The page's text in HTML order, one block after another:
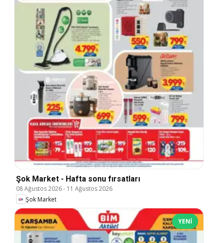
Şok Market - Hafta sonu fırsatları
08 Ağustos 2026- 11 Ağustos 2026
Şok Market
YENI